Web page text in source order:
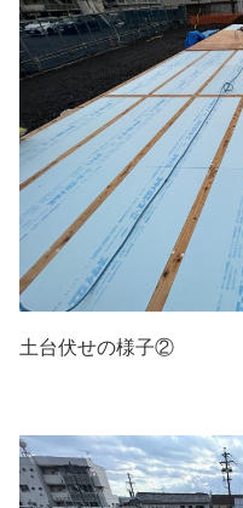
土台伏せの様子②